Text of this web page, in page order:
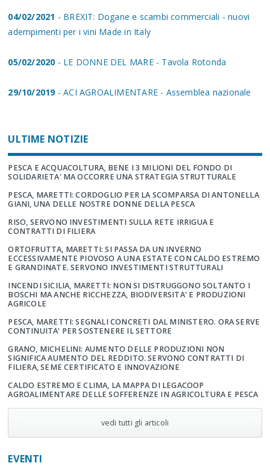
04/02/2021 - BREXIT: Dogane e scambi commerciali - nuovi
adempimenti per i vini Made in Italy
05/02/2020 - LE DONNE DEL MARE - Tavola Rotonda
29/10/2019- ACI AGROALIMENTARE - Assemblea nazionale
ULTIME NOTIZIE
PESCA E ACQUACOLTURA, BENE I 3 MILIONI DEL FONDO DI
SOLIDARIETA' MA OCCORRE UNA STRATEGIA STRUTTURALE
PESCA, MARETTI: CORDOGLIO PER LA SCOMPARSA DI ANTONELLA
GIANI, UNA DELLE NOSTRE DONNE DELLA PESCA
RISO, SERVONO INVESTIMENTI SULLA RETE IRRIGUA E
CONTRATTI DI FILIERA
ORTOFRUTTA, MARETTI: SI PASSA DA UN INVERNO
ECCESSIVAMENTE PIOVOSO A UNA ESTATE CON CALDO ESTREMO
E GRANDINATE. SERVONO INVESTIMENTI STRUTTURALI
INCENDI SICILIA, MARETTI: NON SI DISTRUGGONO SOLTANTO I
BOSCHI MA ANCHE RICCHEZZA, BIODIVERSITA' E PRODUZIONI
AGRICOLE
PESCA, MARETTI: SEGNALI CONCRETI DAL MINISTERO. ORA SERVE
CONTINUITA' PER SOSTENERE IL SETTORE
GRANO, MICHELINI: AUMENTO DELLE PRODUZIONI NON
SIGNIFICA AUMENTO DEL REDDITO. SERVONO CONTRATTI DI
FILIERA, SEME CERTIFICATO E INNOVAZIONE
CALDO ESTREMO E CLIMA, LA MAPPA DI LEGACOOP
AGROALIMENTARE DELLE SOFFERENZE IN AGRICOLTURA E PESCA
vedi tutti gli articoli
EVENTI